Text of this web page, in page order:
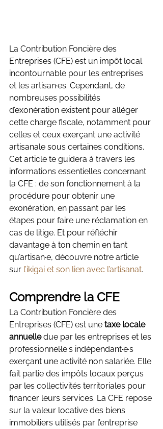
La Contribution Foncière des
Entreprises (CFE) est un impôt local
incontournable pour les entreprises
et les artisan·es. Cependant, de
nombreuses possibilités
d’exonération existent pour alléger
cette charge fiscale, notamment pour
celles et ceux exerçant une activité
artisanale sous certaines conditions.
Cet article te guidera à travers les
informations essentielles concernant
la CFE : de son fonctionnement à la
procédure pour obtenir une
exonération, en passant par les
étapes pour faire une réclamation en
cas de litige. Et pour réfléchir
davantage à ton chemin en tant
qu’artisan·e, découvre notre article
sur l’ikigai et son lien avec l’artisanat.
Comprendre la CFE
La Contribution Foncière des
Entreprises (CFE) est une taxe locale
annuelle due par les entreprises et les
professionnel·le·s indépendant·e·s
exerçant une activité non salariée. Elle
fait partie des impôts locaux perçus
par les collectivités territoriales pour
financer leurs services. La CFE repose
sur la valeur locative des biens
immobiliers utilisés par l’entreprise